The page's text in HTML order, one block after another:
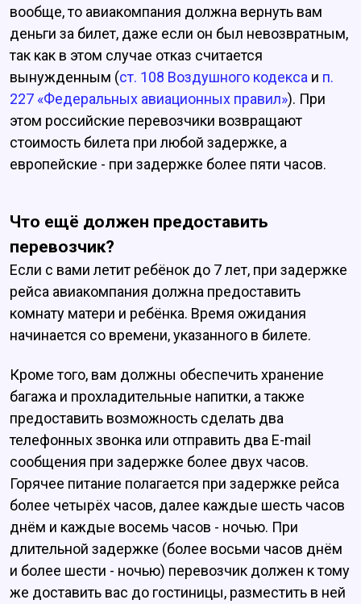
вообще, то авиакомпания должна вернуть вам
деньги за билет, даже если он был невозвратным,
так как в этом случае отказ считается
вынужденным (ст. 108 Воздушного кодекса и п.
227 «Федеральных авиационных правил»). При
этом российские перевозчики возвращают
стоимость билета при любой задержке, а
европейские - при задержке более пяти часов.
Что ещё должен предоставить
перевозчик?
Если с вами летит ребёнок до 7 лет, при задержке
рейса авиакомпания должна предоставить
комнату матери и ребёнка. Время ожидания
начинается со времени, указанного в билете.
Кроме того, вам должны обеспечить хранение
багажа и прохладительные напитки, а также
предоставить возможность сделать два
телефонных звонка или отправить два E-mail
сообщения при задержке более двух часов.
Горячее питание полагается при задержке рейса
более четырёх часов, далее каждые шесть часов
днём и каждые восемь часов - ночью. При
длительной задержке (более восьми часов днём
и более шести - ночью) перевозчик должен к тому
же доставить вас до гостиницы, разместить в ней